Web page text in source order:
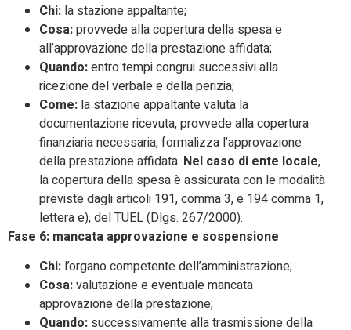
Chi: la stazione appaltante;
Cosa:provvede alla copertura della spesa e
all’approvazione della prestazione affidata;
Quando:entro tempi congrui successivi alla
ricezione del verbale e della perizia;
Come: la stazione appaltante valuta la
documentazione ricevuta, provvede alla copertura
finanziaria necessaria, formalizza l’approvazione
della prestazione affidata. Nel caso di ente locale,
la copertura della spesa è assicurata con le modalità
previste dagli articoli 191, comma 3, e 194 comma 1,
lettera e), del TUEL (Dlgs. 267/2000).
Fase 6: mancata approvazione e sospensione
Chi: l’organo competente dell’amministrazione;
Cosa:valutazione e eventuale mancata
approvazione della prestazione;
Quando: successivamente alla trasmissione della